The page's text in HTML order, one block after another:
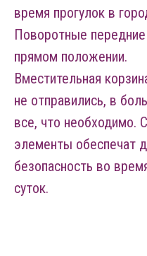
время прогулок в
Поворотные
прямом положении.
Вместительная
не отправились, в
все, что
элементы обеспечат
безопасность во
суток.